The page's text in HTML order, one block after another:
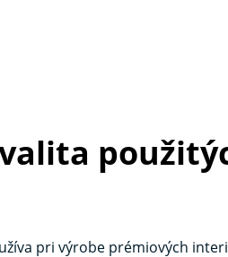
pri výrobe prémiových